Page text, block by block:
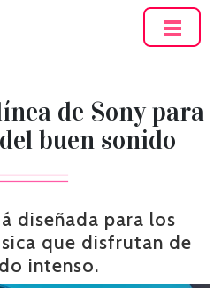
de Sony para
buen sonido
diseñada para los
que disfrutan de
intenso.